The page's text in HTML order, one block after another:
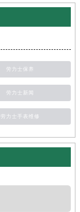
劳力士保养
劳力士新闻
劳力士手表维修